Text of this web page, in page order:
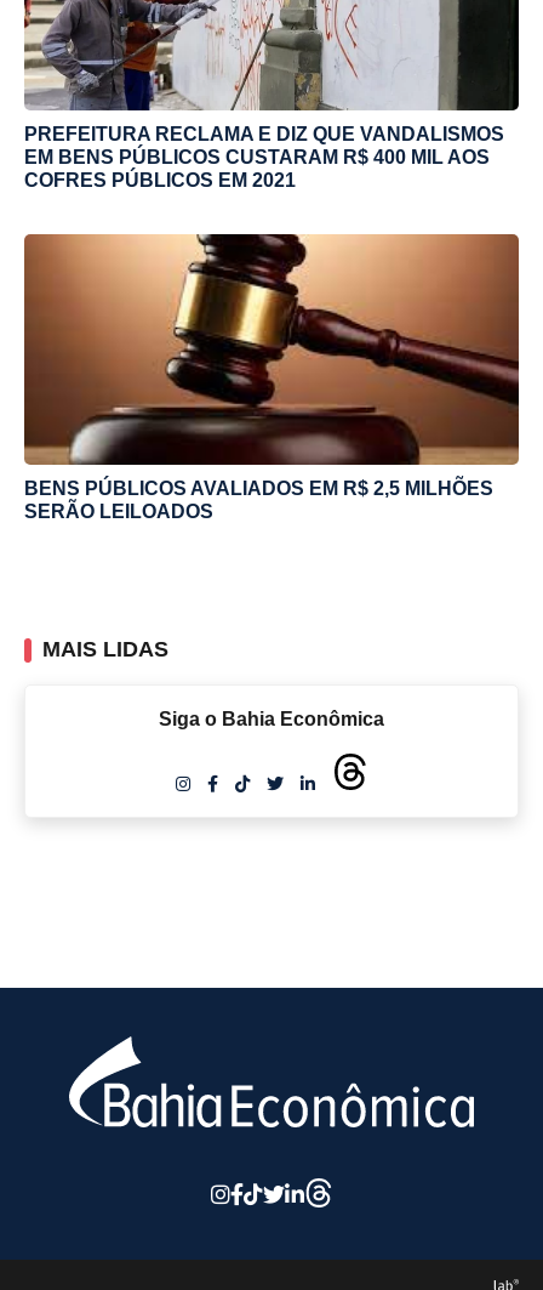
PREFEITURA RECLAMA E DIZ QUE VANDALISMOS
EM BENS PÚBLICOS CUSTARAM R$ 400 MIL AOS
COFRES PÚBLICOS EM 2021
BENS PÚBLICOS AVALIADOS EM R$ 2,5 MILHÕES
SERÃO LEILOADOS
MAIS LIDAS
Siga o Bahia Econômica